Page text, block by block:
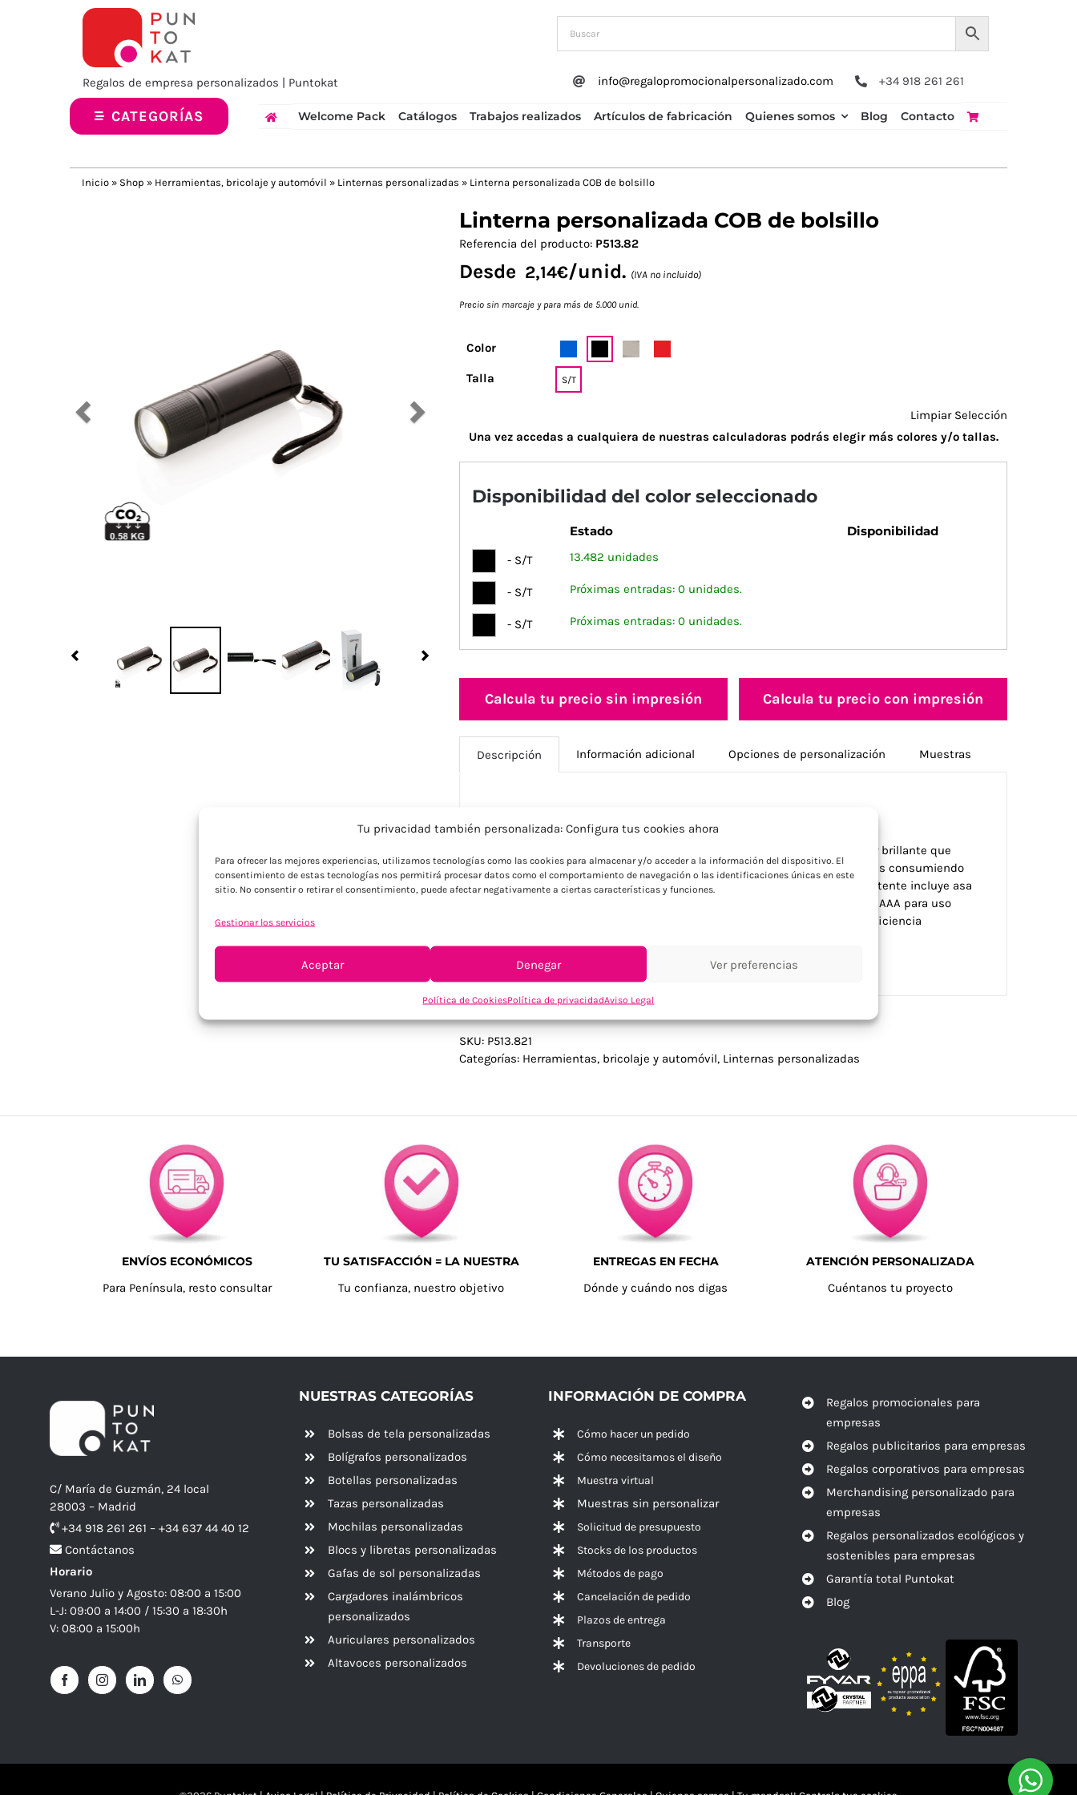
Tu privacidad también personalizada: Configura tus cookies ahora
Para ofrecer las mejores experiencias, utilizamos tecnologías como las cookies para almacenar y/o acceder a la información del dispositivo. El
consentimiento de estas tecnologías nos permitirá procesar datos como el comportamiento de navegación o las identificaciones únicas en este
sitio. No consentir o retirar el consentimiento, puede afectar negativamente a ciertas características y funciones.
Gestionar los servicios
Aceptar Denegar Ver preferencias
Política de CookiesPolítica de privacidadAviso Legal
Regalos de empresa personalizados | Puntokat info@regalopromocionalpersonalizado.com +34 918 261 261
CATEGORÍAS Welcome Pack Catálogos Trabajos realizados Artículos de fabricación Quienes somos Blog Contacto
Inicio » Shop » Herramientas, bricolaje y automóvil » Linternas personalizadas » Linterna personalizada COB de bolsillo
Previous
Linterna personalizada COB de bolsillo
Referencia del producto: P513.82
Desde 2,14€/unid. (IVA no incluido)
Precio sin marcaje y para más de 5.000 unid.
Color
Talla S/T
Limpiar Selección
Una vez accedas a cualquiera de nuestras calculadoras podrás elegir más colores y/o tallas.
Disponibilidad del color seleccionado
Estado Disponibilidad
- S/T 13.482 unidades
- S/T Próximas entradas: 0 unidades.
- S/T Próximas entradas: 0 unidades.
Calcula tu precio sin impresión Calcula tu precio con impresión
Descripción Información adicional Opciones de personalización Muestras
Destaca tu identidad de marca con esta linterna de bolsillo COB súper brillante que
supera significativamente el rendimiento de las linternas LED regulares consumiendo
30% menos energía con la misma batería. Su cuerpo de aluminio resistente incluye asa
práctica para colgar y proporciona máxima durabilidad. Incluye 3 pilas AAA para uso
inmediato. Ideal para empresas que necesitan herramientas de alta eficiencia
SKU: P513.821
Categorías: Herramientas, bricolaje y automóvil, Linternas personalizadas
ENVÍOS ECONÓMICOS
Para Península, resto consultar
TU SATISFACCIÓN = LA NUESTRA
Tu confianza, nuestro objetivo
ENTREGAS EN FECHA
Dónde y cuándo nos digas
ATENCIÓN PERSONALIZADA
Cuéntanos tu proyecto
C/ María de Guzmán, 24 local
28003 – Madrid
+34 918 261 261 – +34 637 44 40 12
Contáctanos
Horario
Verano Julio y Agosto: 08:00 a 15:00
L-J: 09:00 a 14:00 / 15:30 a 18:30h
V: 08:00 a 15:00h
NUESTRAS CATEGORÍAS
Bolsas de tela personalizadas
Bolígrafos personalizados
Botellas personalizadas
Tazas personalizadas
Mochilas personalizadas
Blocs y libretas personalizadas
Gafas de sol personalizadas
Cargadores inalámbricos
personalizados
Auriculares personalizados
Altavoces personalizados
INFORMACIÓN DE COMPRA
Cómo hacer un pedido
Cómo necesitamos el diseño
Muestra virtual
Muestras sin personalizar
Solicitud de presupuesto
Stocks de los productos
Métodos de pago
Cancelación de pedido
Plazos de entrega
Transporte
Devoluciones de pedido
Regalos promocionales para
empresas
Regalos publicitarios para empresas
Regalos corporativos para empresas
Merchandising personalizado para
empresas
Regalos personalizados ecológicos y
sostenibles para empresas
Garantía total Puntokat
Blog